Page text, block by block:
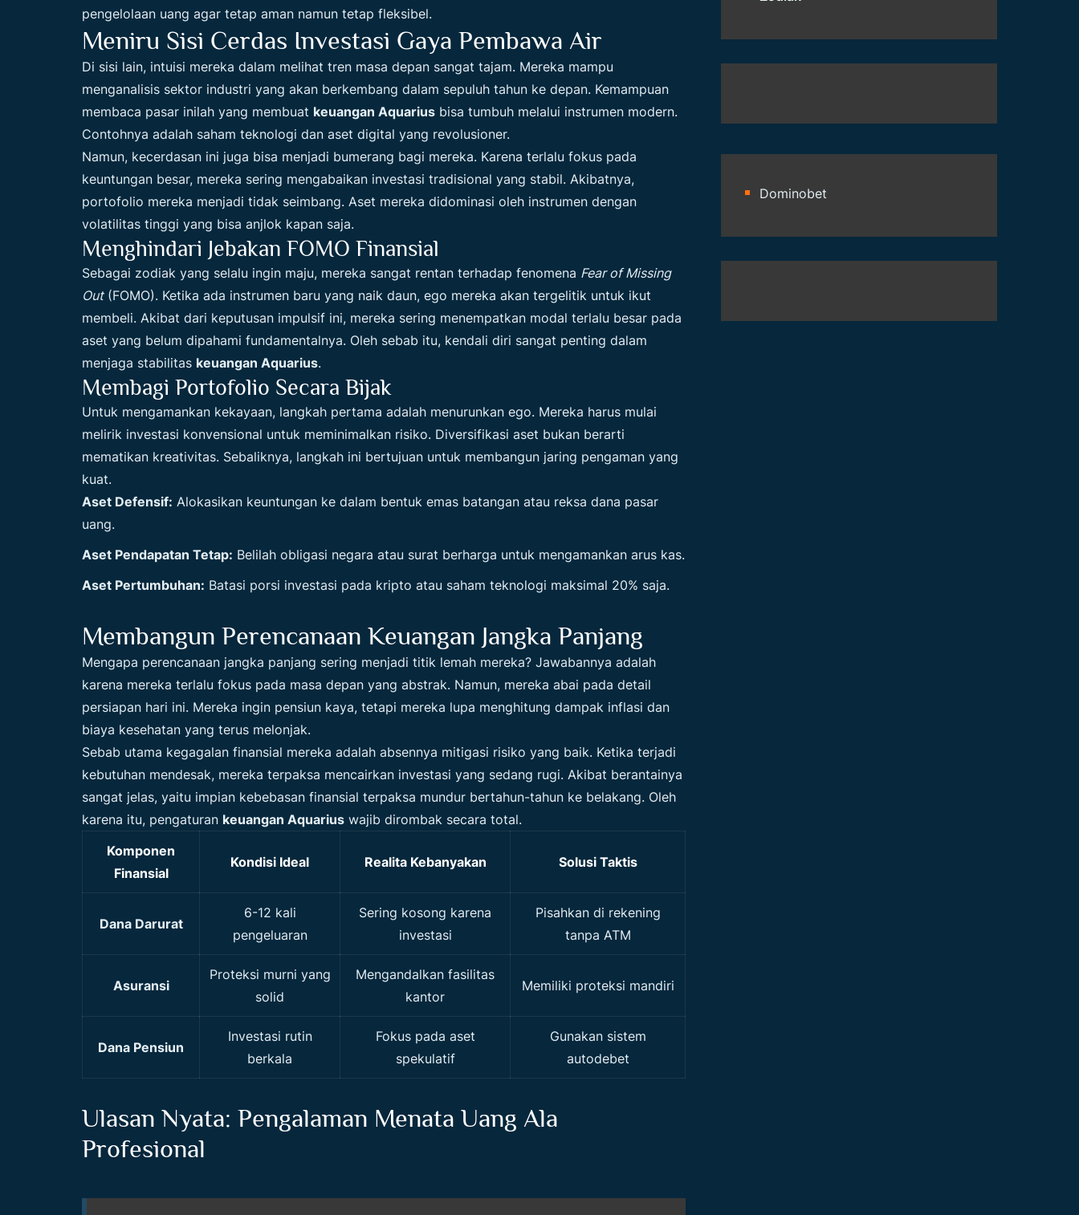
pengelolaan uang agar tetap aman namun tetap fleksibel.
Meniru Sisi Cerdas Investasi Gaya Pembawa Air
Di sisi lain, intuisi mereka dalam melihat tren masa depan sangat tajam. Mereka mampu
menganalisis sektor industri yang akan berkembang dalam sepuluh tahun ke depan. Kemampuan
membaca pasar inilah yang membuat keuangan Aquarius bisa tumbuh melalui instrumen modern.
Contohnya adalah saham teknologi dan aset digital yang revolusioner.
Namun, kecerdasan ini juga bisa menjadi bumerang bagi mereka. Karena terlalu fokus pada
keuntungan besar, mereka sering mengabaikan investasi tradisional yang stabil. Akibatnya,
portofolio mereka menjadi tidak seimbang. Aset mereka didominasi oleh instrumen dengan
volatilitas tinggi yang bisa anjlok kapan saja.
Menghindari Jebakan FOMO Finansial
Sebagai zodiak yang selalu ingin maju, mereka sangat rentan terhadap fenomena Fear of Missing
Out(FOMO). Ketika ada instrumen baru yang naik daun, ego mereka akan tergelitik untuk ikut
membeli. Akibat dari keputusan impulsif ini, mereka sering menempatkan modal terlalu besar pada
aset yang belum dipahami fundamentalnya. Oleh sebab itu, kendali diri sangat penting dalam
menjaga stabilitas keuangan Aquarius.
Membagi Portofolio Secara Bijak
Untuk mengamankan kekayaan, langkah pertama adalah menurunkan ego. Mereka harus mulai
melirik investasi konvensional untuk meminimalkan risiko. Diversifikasi aset bukan berarti
mematikan kreativitas. Sebaliknya, langkah ini bertujuan untuk membangun jaring pengaman yang
kuat.
Aset Defensif: Alokasikan keuntungan ke dalam bentuk emas batangan atau reksa dana pasar
uang.
Aset Pendapatan Tetap: Belilah obligasi negara atau surat berharga untuk mengamankan arus kas.
Aset Pertumbuhan: Batasi porsi investasi pada kripto atau saham teknologi maksimal 20% saja.
Membangun Perencanaan Keuangan Jangka Panjang
Mengapa perencanaan jangka panjang sering menjadi titik lemah mereka? Jawabannya adalah
karena mereka terlalu fokus pada masa depan yang abstrak. Namun, mereka abai pada detail
persiapan hari ini. Mereka ingin pensiun kaya, tetapi mereka lupa menghitung dampak inflasi dan
biaya kesehatan yang terus melonjak.
Sebab utama kegagalan finansial mereka adalah absennya mitigasi risiko yang baik. Ketika terjadi
kebutuhan mendesak, mereka terpaksa mencairkan investasi yang sedang rugi. Akibat berantainya
sangat jelas, yaitu impian kebebasan finansial terpaksa mundur bertahun-tahun ke belakang. Oleh
karena itu, pengaturan keuangan Aquarius wajib dirombak secara total.
Komponen
Finansial
Kondisi Ideal Realita Kebanyakan Solusi Taktis
Dana Darurat
6-12 kali
pengeluaran
Sering kosong karena
investasi
Pisahkan di rekening
tanpa ATM
Asuransi
Proteksi murni yang
solid
Mengandalkan fasilitas
kantor
Memiliki proteksi mandiri
Dana Pensiun
Investasi rutin
berkala
Fokus pada aset
spekulatif
Gunakan sistem
autodebet
Ulasan Nyata: Pengalaman Menata Uang Ala
Profesional
Dominobet